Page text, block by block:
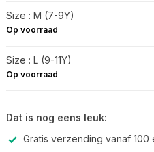
Size : M (7-9Y)
Op voorraad
Size : L (9-11Y)
Op voorraad
Dat is nog eens leuk:
Gratis verzending vanaf 100